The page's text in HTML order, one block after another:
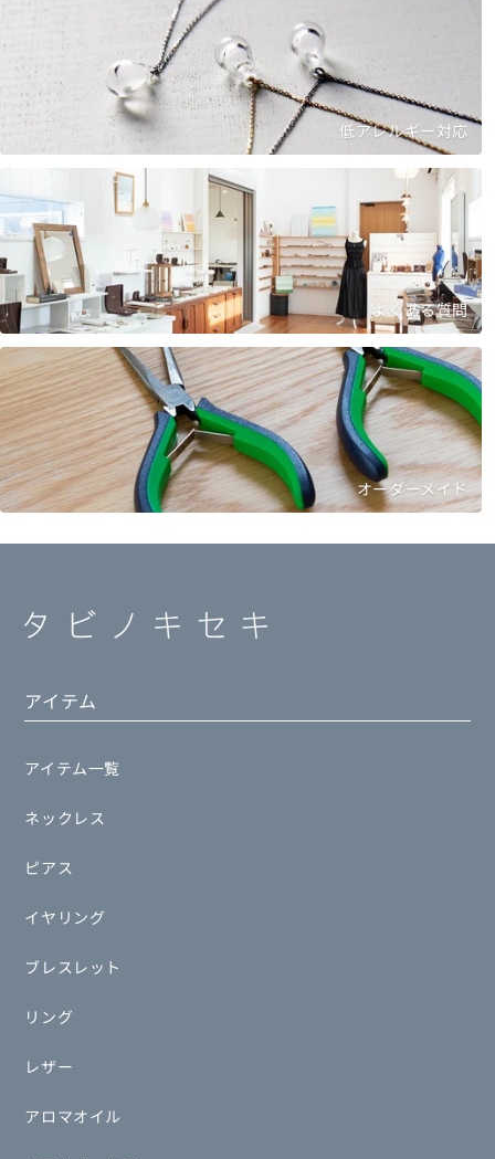
低アレルギー対応
よくある質問
オーダーメイド
アイテム
アイテム一覧
ネックレス
ピアス
イヤリング
ブレスレット
リング
レザー
アロマオイル